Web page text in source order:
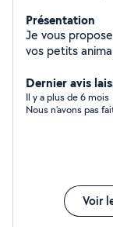
Présentation
Je vous
vos petits
à mon domicile
Dernier avis
Il y a plus de 6 mois
Nous n'avons pas
Voir